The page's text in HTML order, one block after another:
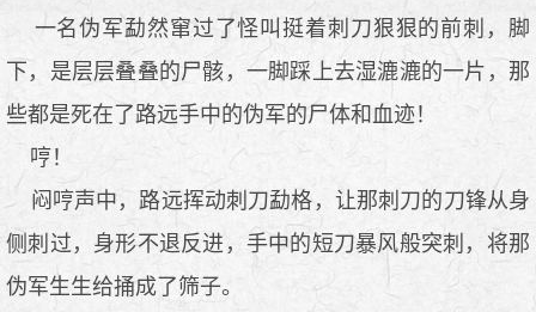
一名伪军勐然窜过了怪叫挺着刺刀狠狠的前刺，脚
下，是层层叠叠的尸骸，一脚踩上去湿漉漉的一片，那
些都是死在了路远手中的伪军的尸体和血迹！
哼！
闷哼声中，路远挥动刺刀勐格，让那刺刀的刀锋从身
侧刺过，身形不退反进，手中的短刀暴风般突刺，将那
伪军生生给捅成了筛子。